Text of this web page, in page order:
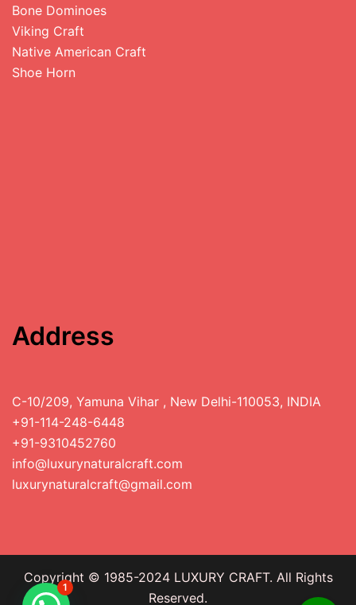
Bone Dominoes
Viking Craft
Native American Craft
Shoe Horn
Address
C-10/209, Yamuna Vihar , New Delhi-110053, INDIA
+91-114-248-6448
+91-9310452760
info@luxurynaturalcraft.com
luxurynaturalcraft@gmail.com
Copyright © 1985-2024 LUXURY CRAFT. All Rights
Reserved.
1